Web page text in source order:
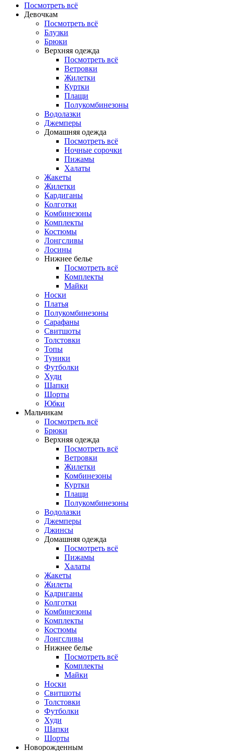
Посмотреть всё
Девочкам
Посмотреть всё
Блузки
Брюки
Верхняя одежда
Посмотреть всё
Ветровки
Жилетки
Куртки
Плащи
Полукомбинезоны
Водолазки
Джемперы
Домашняя одежда
Посмотреть всё
Ночные сорочки
Пижамы
Халаты
Жакеты
Жилетки
Кардиганы
Колготки
Комбинезоны
Комплекты
Костюмы
Лонгсливы
Лосины
Нижнее белье
Посмотреть всё
Комплекты
Майки
Носки
Платья
Полукомбинезоны
Сарафаны
Свитшоты
Толстовки
Топы
Туники
Футболки
Худи
Шапки
Шорты
Юбки
Мальчикам
Посмотреть всё
Брюки
Верхняя одежда
Посмотреть всё
Ветровки
Жилетки
Комбинезоны
Куртки
Плащи
Полукомбинезоны
Водолазки
Джемперы
Джинсы
Домашняя одежда
Посмотреть всё
Пижамы
Халаты
Жакеты
Жилеты
Кадриганы
Колготки
Комбинезоны
Комплекты
Костюмы
Лонгсливы
Нижнее белье
Посмотреть всё
Комплекты
Майки
Носки
Свитшоты
Толстовки
Футболки
Худи
Шапки
Шорты
Новорожденным